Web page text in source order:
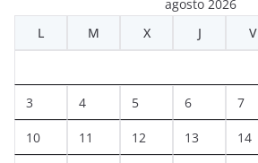
agosto 2026
L
M X J V
3 4 5 6 7
10 11 12 13 14